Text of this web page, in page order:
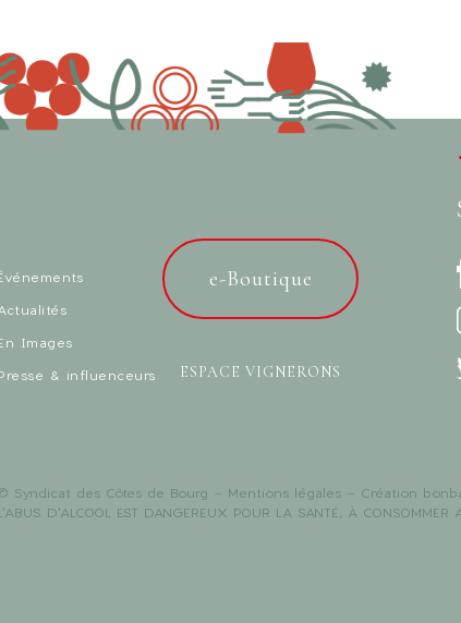
Actualités
Images
& influenceurs
e-Boutique
ESPACE VIGNERONS
Syndicat des Côtes de Bourg - Mentions légales - Création
D'ALCOOL EST DANGEREUX POUR LA SANTÉ, À CONSOMMER